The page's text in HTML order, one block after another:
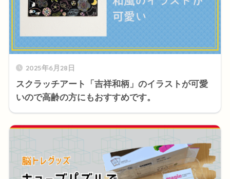
2025年6月28日
スクラッチアート「吉祥和柄」のイラストが可愛
いので高齢の方にもおすすめです。